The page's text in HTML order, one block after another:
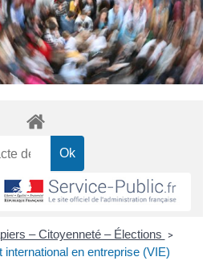
– Citoyenneté – Élections >
international en entreprise (VIE)